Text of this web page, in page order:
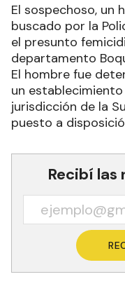
El sospechoso, un
buscado por la
el presunto
departamento
El hombre fue
un
jurisdicción de la
puesto a
Recibí